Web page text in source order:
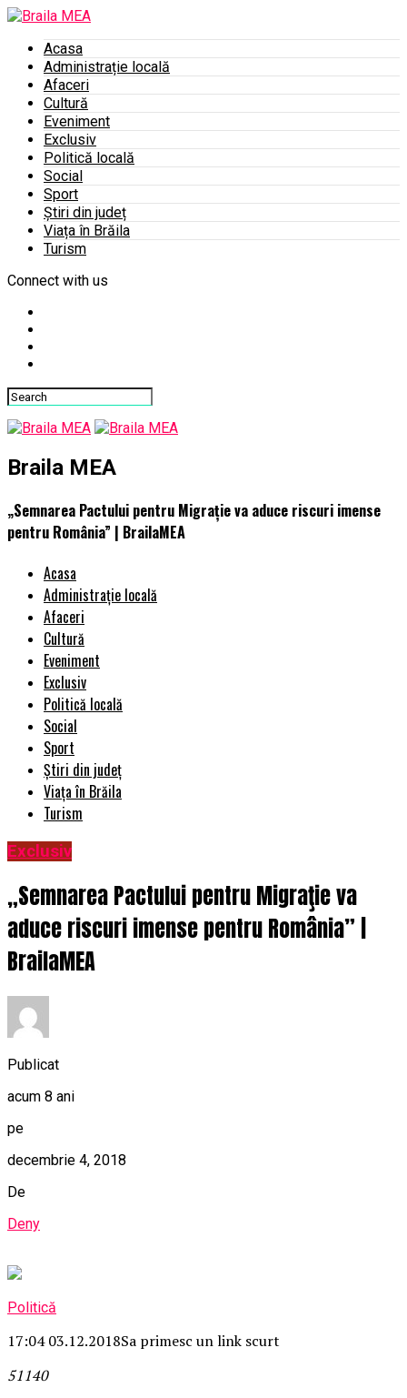
Acasa
Administrație locală
Afaceri
Cultură
Eveniment
Exclusiv
Politică locală
Social
Sport
Știri din județ
Viața în Brăila
Turism
Connect with us
Braila MEA
„Semnarea Pactului pentru Migraţie va aduce riscuri imense
pentru România” | BrailaMEA
Acasa
Administrație locală
Afaceri
Cultură
Eveniment
Exclusiv
Politică locală
Social
Sport
Știri din județ
Viața în Brăila
Turism
Exclusiv
„Semnarea Pactului pentru Migraţie va
aduce riscuri imense pentru România” |
BrailaMEA
Publicat
acum 8 ani
pe
decembrie 4, 2018
De
Deny
Politică
17:04 03.12.2018Sa primesc un link scurt
51140